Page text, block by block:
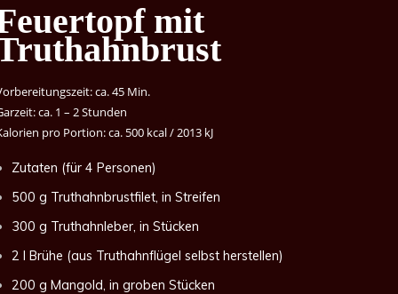
mit
ca. 45 Min.
ca. 1 – 2 Stunden
pro Portion: ca. 500 kcal / 2013 kJ
Zutaten (für 4 Personen)
500 g Truthahnbrustfilet, in Streifen
300 g Truthahnleber, in Stücken
2 l Brühe (aus Truthahnflügel selbst herstellen)
200 g Mangold, in groben Stücken